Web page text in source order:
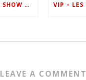
ONE FM STAR NIGHT 2022: LE SHOW EN IMAGES
LEAVE A COMMENT